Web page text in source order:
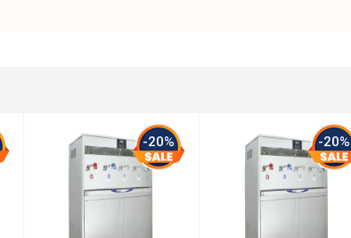
NPI Có khả năng xử lý đến 99,9% các kim loại
-20% -20%